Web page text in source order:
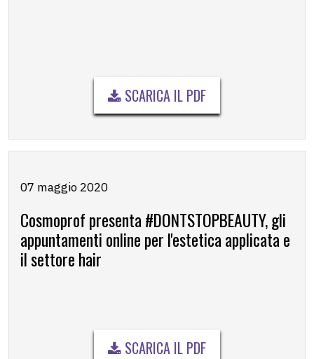
SCARICA IL PDF
07 maggio 2020
Cosmoprof presenta #DONTSTOPBEAUTY, gli
appuntamenti online per l'estetica applicata e
il settore hair
SCARICA IL PDF